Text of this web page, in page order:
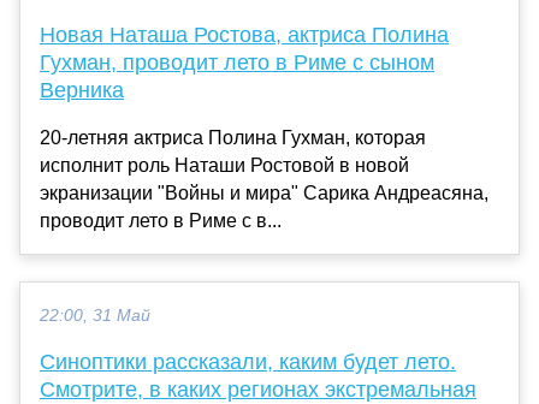
Новая Наташа Ростова, актриса Полина
Гухман, проводит лето в Риме с сыном
Верника
20-летняя актриса Полина Гухман, которая
исполнит роль Наташи Ростовой в новой
экранизации "Войны и мира" Сарика Андреасяна,
проводит лето в Риме с в...
22:00, 31 Май
Синоптики рассказали, каким будет лето.
Смотрите, в каких регионах экстремальная